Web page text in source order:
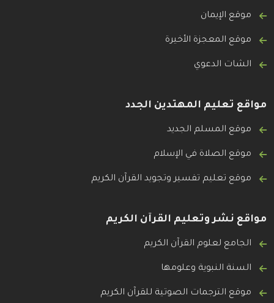
موقع الإيمان
موقع المعجزة الأخيرة
الشات الدعوي
مواقع تعليم المهتدين الجدد
موقع المسلم الجديد
موقع الصلاة في الإسلام
موقع تعليم تفسير وتجويد القرآن الكريم
مواقع نشر وتعليم القرآن الكريم
الجامع لعلوم القرآن الكريم
السنة النبوية وعلومها
موقع الترجمات الصوتية للقرآن الكريم